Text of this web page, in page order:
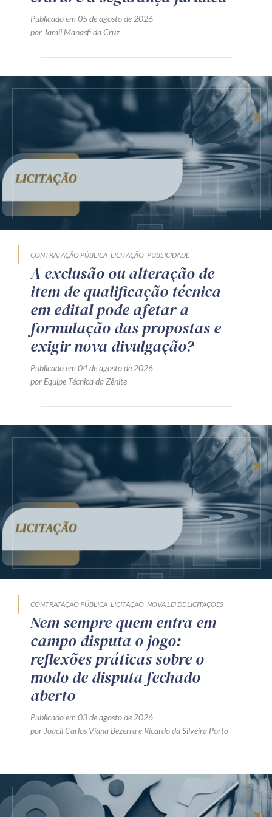
Publicado em 05 de agosto de 2026
por Jamil Manasfi da Cruz
CONTRATAÇÃO PÚBLICA LICITAÇÃO PUBLICIDADE
A exclusão ou alteração de
item de qualificação técnica
em edital pode afetar a
formulação das propostas e
exigir nova divulgação?
Publicado em 04 de agosto de 2026
por Equipe Técnica da Zênite
CONTRATAÇÃO PÚBLICA LICITAÇÃO NOVA LEI DE LICITAÇÕES
Nem sempre quem entra em
campo disputa o jogo:
reflexões práticas sobre o
modo de disputa fechado-
aberto
Publicado em 03 de agosto de 2026
por Joacil Carlos Viana Bezerrae Ricardo da Silveira Porto